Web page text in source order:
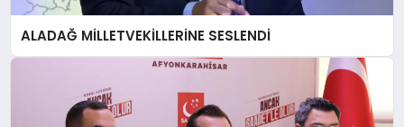
ALADAĞ MİLLETVEKİLLERİNE SESLENDİ